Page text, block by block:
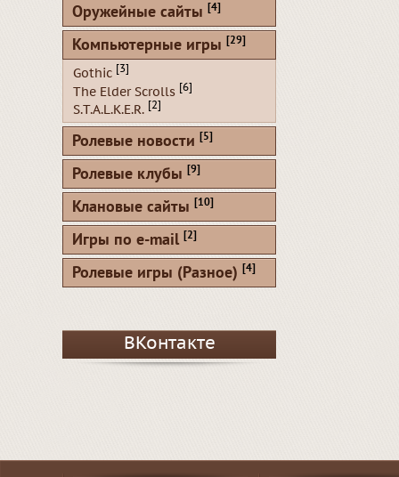
Оружейные сайты [4]
Компьютерные игры [29]
Gothic [3]
The Elder Scrolls [6]
S.T.A.L.K.E.R. [2]
Ролевые новости [5]
Ролевые клубы [9]
Клановые сайты [10]
Игры по e-mail [2]
Ролевые игры (Разное) [4]
ВКонтакте